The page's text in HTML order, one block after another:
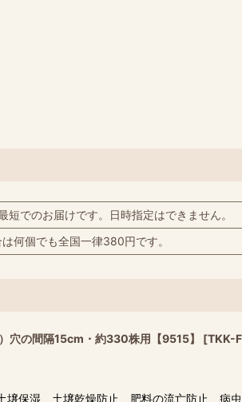
短でのお届けです。日時指定はできません。
何個でも全国一律380円です。
穴の間隔15cm・約330株用【9515】 [TKK-
保湿、土壌乾燥防止、肥料の流亡防止、病